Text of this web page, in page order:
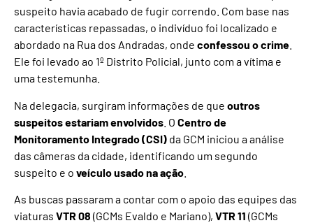
suspeito havia acabado de fugir correndo. Com base nas
características repassadas, o indivíduo foi localizado e
abordado na Rua dos Andradas, onde confessou o crime
Ele foi levado ao 1º Distrito Policial, junto com a vítima e
uma testemunha.
Na delegacia, surgiram informações de que outros
suspeitos estariam envolvidos . O Centro de
Monitoramento Integrado (CSI) da GCM iniciou a análise
das câmeras da cidade, identificando um segundo
suspeito e o veículo usado na ação
As buscas passaram a contar com o apoio das equipes das
viaturas VTR 08 (GCMs Evaldo e Mariano), VTR 11 (GCMs